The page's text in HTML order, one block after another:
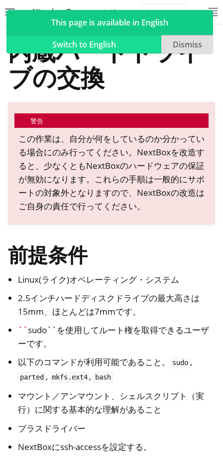
Nitrokey Documentation
navigation of Nitrokeys
navigation of ニトロフォン、ニトロタブレット
navigation of NextBox
navigation of デスクトップとモバイルの同期
navigation of リモートアクセスの管理
navigation of NextBox FAQ
navigation of NetHSM
navigation of NitroWall
navigation of NitroWall NW750
navigation of ソフトウェア
内蔵ハードドライ
ブの交換
警告
この作業は、自分が何をしているのか分かってい
る場合にのみ行ってください。NextBoxを改造す
ると、少なくともNextBoxのハードウェアの保証
が無効になります。これらの手順は一般的にサポ
ートの対象外となりますので、NextBoxの改造は
ご自身の責任で行ってください。
前提条件
Linux(ライク)オペレーティング・システム
2.5インチハードディスクドライブの最大高さは
15mm、ほとんどは7mmです。
``sudo``を使用してルート権を取得できるユーザ
ーです。
以下のコマンドが利用可能であること。
sudo ,
parted , mkfs.ext4 , bash
マウント／アンマウント、シェルスクリプト（実
行）に関する基本的な理解があること
プラスドライバー
NextBoxにssh-accessを設定する。
This page is available in English
Switch to English
Dismiss